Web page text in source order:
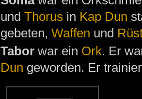
und Thorus in Kap Dun
gebeten, Waffen und
Tabor war ein Ork. Er
Dun geworden. Er